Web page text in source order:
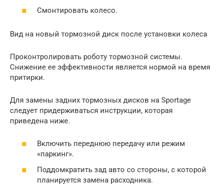
Смонтировать колесо.
Вид на новый тормозной диск после установки колеса
Проконтролировать роботу тормозной системы.
Снижение ее эффективности является нормой на время
притирки.
Для замены задних тормозных дисков на Sportage
следует придерживаться инструкции, которая
приведена ниже.
Включить переднюю передачу или режим
«паркинг».
Поддомкратить зад авто со стороны, с которой
планируется замена расходника.